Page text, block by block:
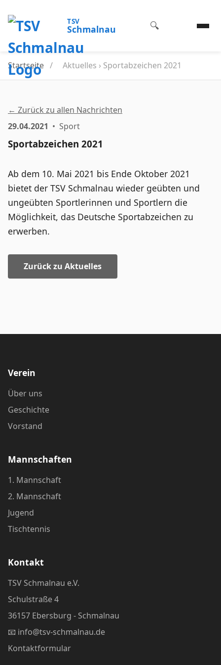
TSV
Schmalnau 🔍
Startseite / Aktuelles › Sportabzeichen 2021
← Zurück zu allen Nachrichten
29.04.2021 • Sport
Sportabzeichen 2021
Ab dem 10. Mai 2021 bis Ende Oktober 2021
bietet der TSV Schmalnau wieder geübten und
ungeübten Sportlerinnen und Sportlern die
Möglichkeit, das Deutsche Sportabzeichen zu
erwerben.
Zurück zu Aktuelles
Verein
Über uns
Geschichte
Vorstand
Mannschaften
1. Mannschaft
2. Mannschaft
Jugend
Tischtennis
Kontakt
TSV Schmalnau e.V.
Schulstraße 4
36157 Ebersburg - Schmalnau
📧 info@tsv-schmalnau.de
Kontaktformular